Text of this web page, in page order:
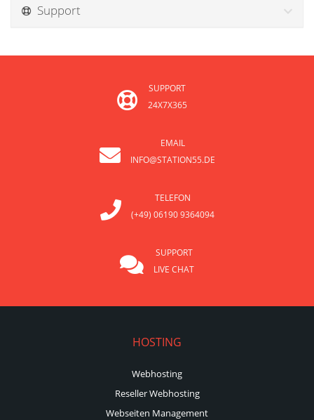
Support
SUPPORT
24X7X365
EMAIL
INFO@STATION55.DE
TELEFON
(+49) 06190 9364094
SUPPORT
LIVE CHAT
HOSTING
Webhosting
Reseller Webhosting
Webseiten Management